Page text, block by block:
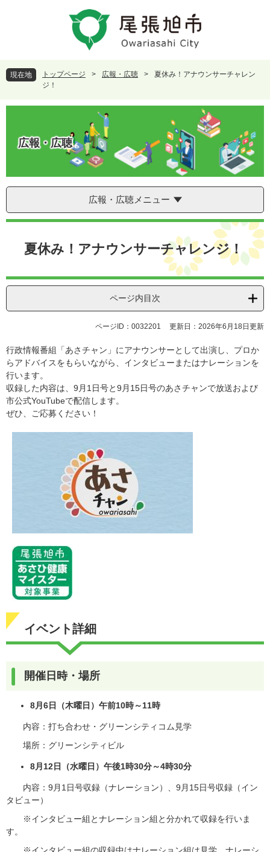
頭
で
。
飛
ば
て
現在地 トップページ > 広報・広聴 >
夏休み！アナウンサーチャレン
ジ！
広報・広聴
広報・広聴メニュー
本
夏休み！アナウンサーチャレンジ！
ページ内目次
ページID：0032201 更新日：2026年6月18日更新
行政情報番組「あさチャン」にアナウンサーとして出演し、プロか
らアドバイスをもらいながら、インタビューまたはナレーションを
行います。
収録した内容は、9月1日号と9月15日号のあさチャンで放送および
市公式YouTubeで配信します。
ぜひ、ご応募ください！
イベント詳細
開催日時・場所
8月6日（木曜日）午前10時～11時
内容：打ち合わせ・グリーンシティコム見学
場所：​グリーンシティビル
8月12日（水曜日）午後1時30分～4時30分
内容：9月1日号収録（ナレーション）、9月15日号収録（イン
タビュー）
※インタビュー組とナレーション組と分かれて収録を行いま
す。